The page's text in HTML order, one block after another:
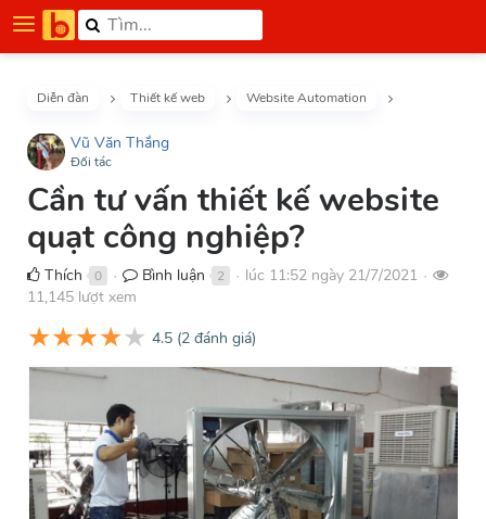
Diễn đàn Thiết kế web Website Automation
Vũ Văn Thắng
Đối tác
Cần tư vấn thiết kế website
quạt công nghiệp?
Thích 0 ● Bình luận 2 ● lúc 11:52 ngày 21/7/2021 ●
11,145 lượt xem
★★★★★ 4.5 (2 đánh giá)